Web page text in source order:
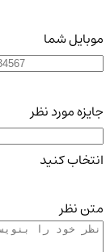
موبایل شما
جایزه مورد نظر
انتخاب کنید
متن نظر